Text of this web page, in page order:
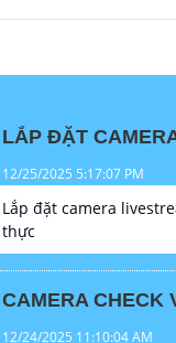
LẮP ĐẶT
12/25/2025 5:17:07 PM
Lắp đặt camera
thực
CAMERA CHECK
12/24/2025 11:10:04 AM